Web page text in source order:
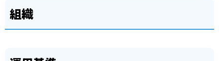
組織